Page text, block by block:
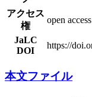
アクセス
権
open access
JaLC
DOI
https://
本文ファイル